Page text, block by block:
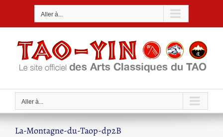
Aller à...
Aller à...
La-Montagne-du-Taop-dp2B